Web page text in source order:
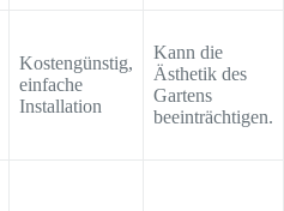
Kostengünstig,
einfache
Installation
Kann die
Ästhetik des
Gartens
beeinträchtigen.